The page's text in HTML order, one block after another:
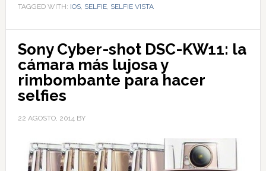
TAGGED WITH: IOS, SELFIE, SELFIE VISTA
Sony Cyber-shot DSC-KW11: la
cámara más lujosa y
rimbombante para hacer
selfies
22 AGOSTO, 2014BY